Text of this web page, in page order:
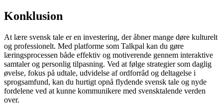
Konklusion
At lære svensk tale er en investering, der åbner mange døre kulturelt
og professionelt. Med platforme som Talkpal kan du gøre
læringsprocessen både effektiv og motiverende gennem interaktive
samtaler og personlig tilpasning. Ved at følge strategier som daglig
øvelse, fokus på udtale, udvidelse af ordforråd og deltagelse i
sprogsamfund, kan du hurtigt opnå flydende svensk tale og nyde
fordelene ved at kunne kommunikere med svensktalende verden
over.